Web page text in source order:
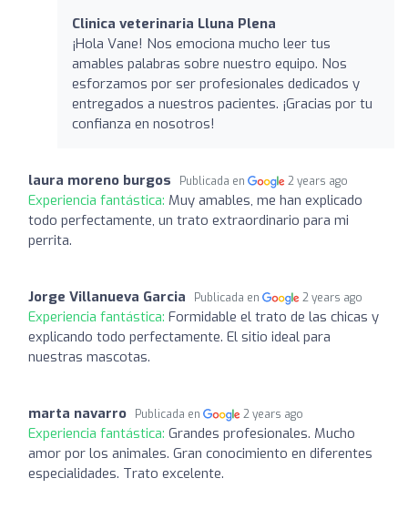
Clinica veterinaria Lluna Plena
¡Hola Vane! Nos emociona mucho leer tus
amables palabras sobre nuestro equipo. Nos
esforzamos por ser profesionales dedicados y
entregados a nuestros pacientes. ¡Gracias por tu
confianza en nosotros!
laura moreno burgos Publicada en 2 years ago
Experiencia fantástica: Muy amables, me han explicado
todo perfectamente, un trato extraordinario para mi
perrita.
Jorge Villanueva Garcia Publicada en 2 years ago
Experiencia fantástica: Formidable el trato de las chicas y
explicando todo perfectamente. El sitio ideal para
nuestras mascotas.
marta navarro Publicada en 2 years ago
Experiencia fantástica: Grandes profesionales. Mucho
amor por los animales. Gran conocimiento en diferentes
especialidades. Trato excelente.